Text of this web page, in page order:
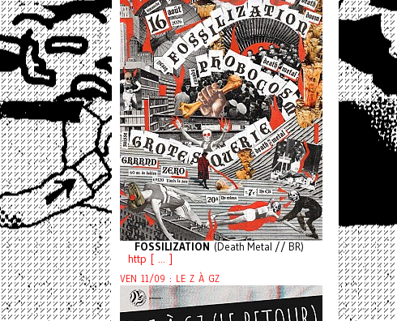
FOSSILIZATION (Death Metal // BR)
http [ ... ]
VEN 11/09 : LE Z À GZ